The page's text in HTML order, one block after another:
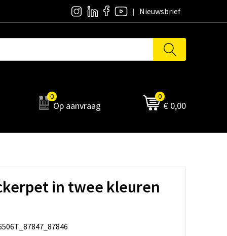
Nieuwsbrief
0
Op aanvraag
0
€ 0,00
in twee kleuren